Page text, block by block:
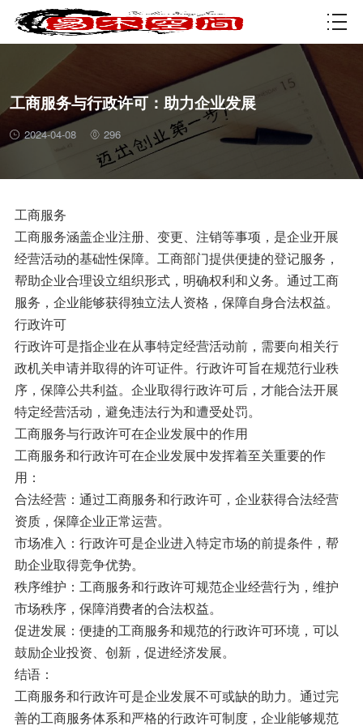
资质许可
工商服务与行政许可：助力企业发展
2024-04-08 296
工商服务
工商服务涵盖企业注册、变更、注销等事项，是企业开展
经营活动的基础性保障。工商部门提供便捷的登记服务，
帮助企业合理设立组织形式，明确权利和义务。通过工商
服务，企业能够获得独立法人资格，保障自身合法权益。
行政许可
行政许可是指企业在从事特定经营活动前，需要向相关行
政机关申请并取得的许可证件。行政许可旨在规范行业秩
序，保障公共利益。企业取得行政许可后，才能合法开展
特定经营活动，避免违法行为和遭受处罚。
工商服务与行政许可在企业发展中的作用
工商服务和行政许可在企业发展中发挥着至关重要的作
用：
合法经营：通过工商服务和行政许可，企业获得合法经营
资质，保障企业正常运营。
市场准入：行政许可是企业进入特定市场的前提条件，帮
助企业取得竞争优势。
秩序维护：工商服务和行政许可规范企业经营行为，维护
市场秩序，保障消费者的合法权益。
促进发展：便捷的工商服务和规范的行政许可环境，可以
鼓励企业投资、创新，促进经济发展。
结语：
工商服务和行政许可是企业发展不可或缺的助力。通过完
善的工商服务体系和严格的行政许可制度，企业能够规范